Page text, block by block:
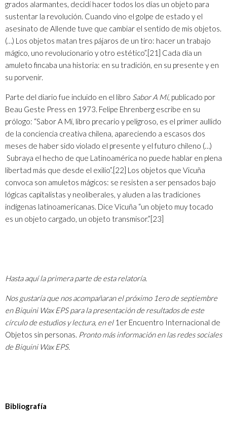
grados alarmantes, decidí hacer todos los días un objeto para
sustentar la revolución. Cuando vino el golpe de estado y el
asesinato de Allende tuve que cambiar el sentido de mis objetos.
(…) Los objetos matan tres pájaros de un tiro: hacer un trabajo
mágico, uno revolucionario y otro estético”.[21] Cada día un
amuleto fincaba una historia: en su tradición, en su presente y en
su porvenir.
Parte del diario fue incluido en el libro Sabor A Mí, publicado por
Beau Geste Press en 1973. Felipe Ehrenberg escribe en su
prólogo: “Sabor A Mí, libro precario y peligroso, es el primer aullido
de la conciencia creativa chilena, apareciendo a escasos dos
meses de haber sido violado el presente y el futuro chileno (…)
Subraya el hecho de que Latinoamérica no puede hablar en plena
libertad más que desde el exilio”.[22] Los objetos que Vicuña
convoca son amuletos mágicos: se resisten a ser pensados bajo
lógicas capitalistas y neoliberales, y aluden a las tradiciones
indígenas latinoamericanas. Dice Vicuña “un objeto muy tocado
es un objeto cargado, un objeto transmisor.”[23]
Hasta aquí la primera parte de esta relatoría.
Nos gustaría que nos acompañaran el próximo 1ero de septiembre
en Biquini Wax EPS para la presentación de resultados de este
círculo de estudios y lectura, en el 1er Encuentro Internacional de
Objetos sin personas. Pronto más información en las redes sociales
de Biquini Wax EPS.
Bibliografía